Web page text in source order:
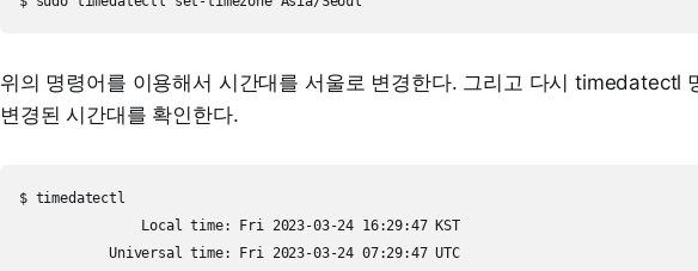
위의 명령어를 이용해서 시간대를 서울로 변경한다. 그리고 다시 timedatectl
변경된 시간대를 확인한다.
$ timedatectl
               Local time: Fri 2023-03-24 16:29:47 KST
           Universal time: Fri 2023-03-24 07:29:47 UTC